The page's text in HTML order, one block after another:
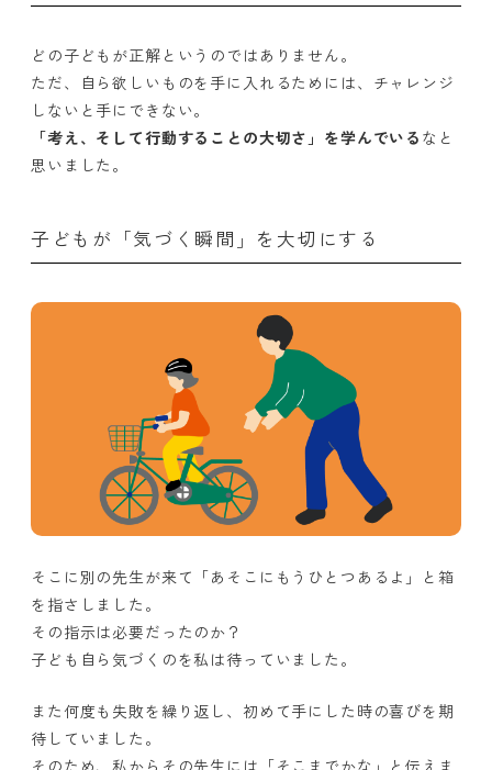
どの子どもが正解というのではありません。
ただ、自ら欲しいものを手に入れるためには、チャレンジ
しないと手にできない。
「考え、そして行動することの大切さ」を学んでいる なと
思いました。
子どもが「気づく瞬間」を大切にする
そこに別の先生が来て「あそこにもうひとつあるよ」と箱
を指さしました。
その指示は必要だったのか？
子ども自ら気づくのを私は待っていました。
また何度も失敗を繰り返し、初めて手にした時の喜びを期
待していました。